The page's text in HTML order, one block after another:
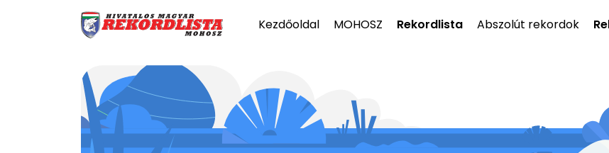
Kezdőoldal MOHOSZ Rekordlista Abszolút rekordok